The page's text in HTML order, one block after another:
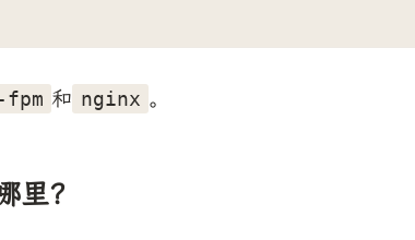
和 nginx 。
里？